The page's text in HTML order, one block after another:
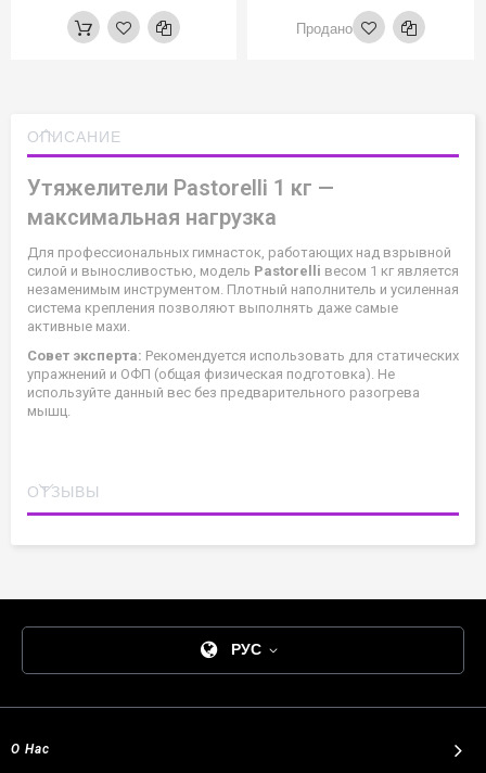
Продано
ОПИСАНИЕ
Утяжелители Pastorelli 1 кг —
максимальная нагрузка
Для профессиональных гимнасток, работающих над взрывной
силой и выносливостью, модель Pastorelli весом 1 кг является
незаменимым инструментом. Плотный наполнитель и усиленная
система крепления позволяют выполнять даже самые
активные махи.
Совет эксперта: Рекомендуется использовать для статических
упражнений и ОФП (общая физическая подготовка). Не
используйте данный вес без предварительного разогрева
мышц.
ОТЗЫВЫ
РУС
О Нас